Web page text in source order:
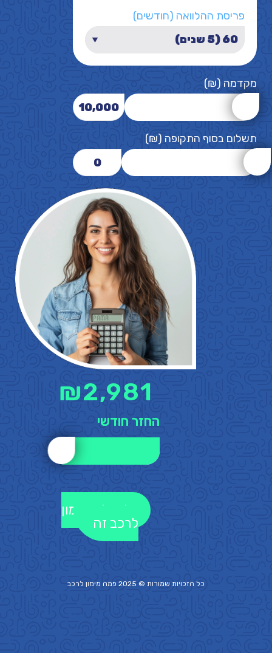
פריסת ההלוואה (חודשים)
מקדמה (₪)
10,000
תשלום בסוף התקופה (₪)
0
2,981
₪
החזר חודשי
לקבלת מימון
לרכב זה
כל הזכויות שמורות © 2025 פמה מימון לרכב